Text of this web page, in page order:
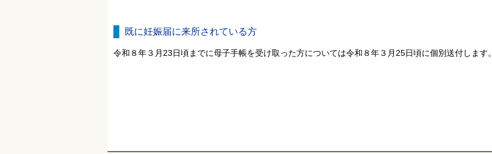
既に妊娠届に来所されている方
令和８年３月23日頃までに母子手帳を受け取った方については令和８年３月25日頃に個別送付します。